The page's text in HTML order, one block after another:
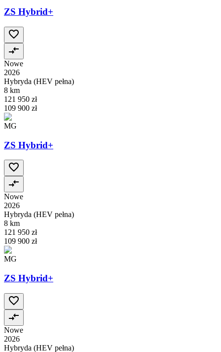
ZS Hybrid+
Nowe
2026
Hybryda (HEV pełna)
8 km
121 950 zł
109 900 zł
MG
ZS Hybrid+
Nowe
2026
Hybryda (HEV pełna)
8 km
121 950 zł
109 900 zł
MG
ZS Hybrid+
Nowe
2026
Hybryda (HEV pełna)